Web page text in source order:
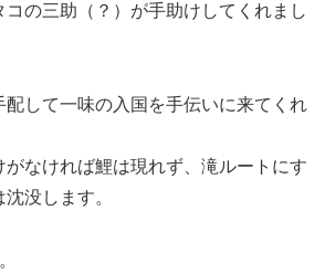
コの三助（？）が手助けしてくれまし
配して一味の入国を手伝いに来てくれ
なければ鯉は現れず、滝ルートにす
没します。